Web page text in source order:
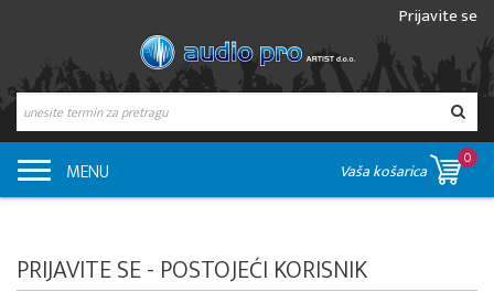
Prijavite se
MENU Vaša košarica
0
PRIJAVITE SE - POSTOJEĆI KORISNIK